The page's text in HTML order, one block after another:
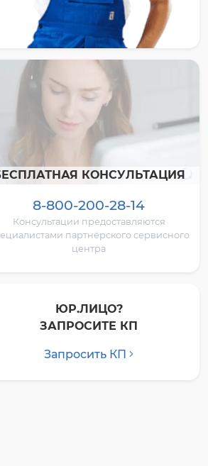
КОНСУЛЬТАЦИЯ
8-800-200-28-14
Консультации предоставляются
партнёрского сервисного
центра
ЮР.ЛИЦО?
ЗАПРОСИТЕ КП
Запросить КП